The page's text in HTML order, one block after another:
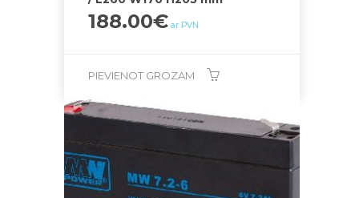
188.00€ ar PVN
PIEVIENOT GROZAM